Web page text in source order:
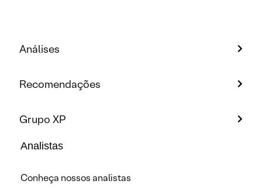
Análises
Recomendações
Grupo XP
Analistas
Conheça nossos analistas